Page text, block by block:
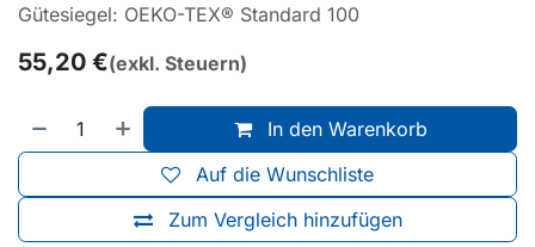
Gütesiegel: OEKO-TEX® Standard 100
55,20 €(exkl. Steuern)
In den Warenkorb
Zum Vergleich hinzufügen
Auf die Wunschliste